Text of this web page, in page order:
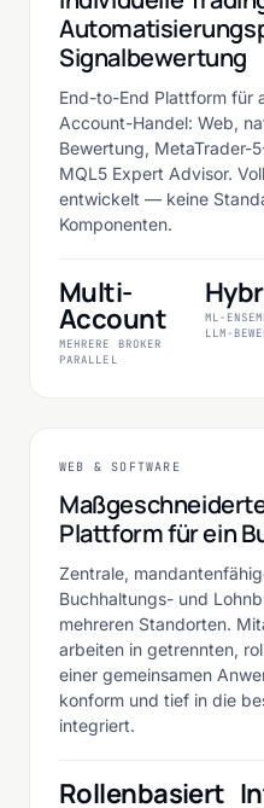
Signalbewertung
End-to-End Plattform für
Account-Handel: Web,
Bewertung, MetaTrader-
MQL5 Expert Advisor.
entwickelt — keine
Komponenten.
Multi-
Account
MEHRERE BROKER
PARALLEL
ML-
LLM-
HSB GmbH
WEB & SOFTWARE
Plattform für ein
Zentrale,
Buchhaltungs- und
mehreren Standorten.
arbeiten in getrennten,
einer gemeinsamen
konform und tief in die
integriert.
Rollenbasiert